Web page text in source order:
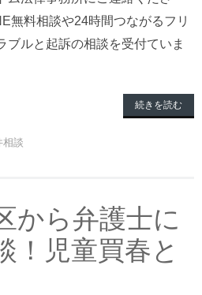
無料相談や24時間つながるフリ
ブルと起訴の相談を受付ていま
続きを読む
相談
から弁護士に
！児童買春と